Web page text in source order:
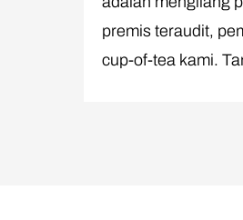
premis teraudit,
cup-of-tea kami.